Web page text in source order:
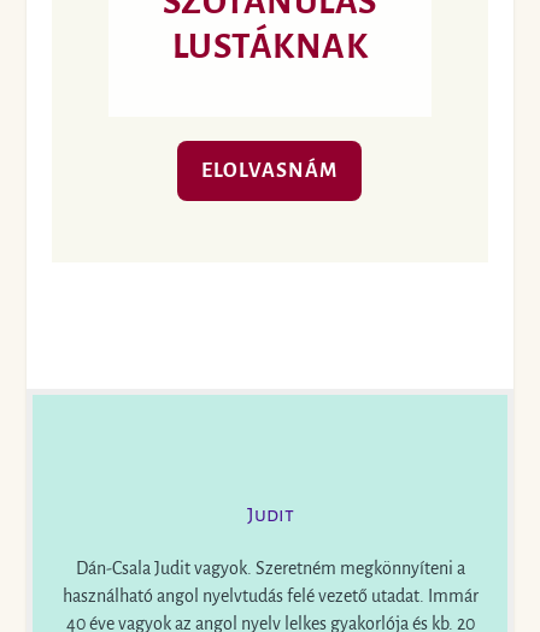
LUSTÁKNAK
ELOLVASNÁM
Judit
Dán-Csala Judit vagyok. Szeretném megkönnyíteni a
használható angol nyelvtudás felé vezető utadat. Immár
40 éve vagyok az angol nyelv lelkes gyakorlója és kb. 20